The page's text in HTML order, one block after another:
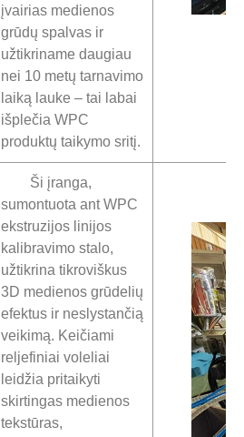
įvairias medienos
grūdų spalvas ir
užtikriname daugiau
nei 10 metų tarnavimo
laiką lauke – tai labai
išplečia WPC
produktų taikymo sritį.
Ši įranga,
sumontuota ant WPC
ekstruzijos linijos
kalibravimo stalo,
užtikrina tikroviškus
3D medienos grūdelių
efektus ir neslystančią
veikimą. Keičiami
reljefiniai voleliai
leidžia pritaikyti
skirtingas medienos
tekstūras,